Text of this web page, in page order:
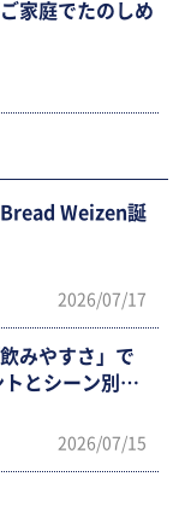
家庭でたのしめ
Weizen誕
2026/07/17
みやすさ」で
とシーン別ま
2026/07/15